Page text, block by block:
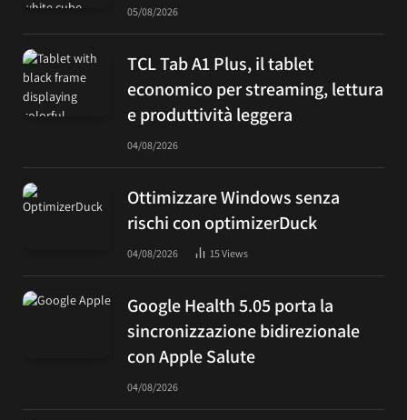
05/08/2026
TCL Tab A1 Plus, il tablet
economico per streaming, lettura
e produttività leggera
04/08/2026
Ottimizzare Windows senza
rischi con optimizerDuck
04/08/2026 15Views
Google Health 5.05 porta la
sincronizzazione bidirezionale
con Apple Salute
04/08/2026